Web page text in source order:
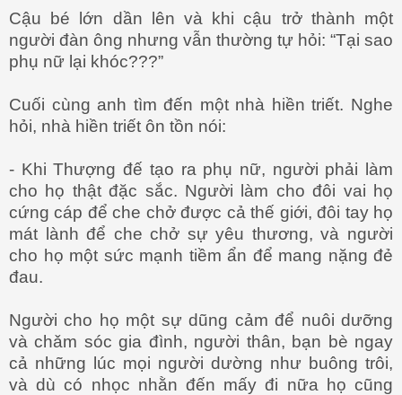
Cậu bé lớn dần lên và khi cậu trở thành một
người đàn ông nhưng vẫn thường tự hỏi: “Tại sao
phụ nữ lại khóc???”
Cuối cùng anh tìm đến một nhà hiền triết. Nghe
hỏi, nhà hiền triết ôn tồn nói:
- Khi Thượng đế tạo ra phụ nữ, người phải làm
cho họ thật đặc sắc. Người làm cho đôi vai họ
cứng cáp để che chở được cả thế giới, đôi tay họ
mát lành để che chở sự yêu thương, và người
cho họ một sức mạnh tiềm ẩn để mang nặng đẻ
đau.
Người cho họ một sự dũng cảm để nuôi dưỡng
và chǎm sóc gia đình, người thân, bạn bè ngay
cả những lúc mọi người dường như buông trôi,
và dù có nhọc nhằn đến mấy đi nữa họ cũng